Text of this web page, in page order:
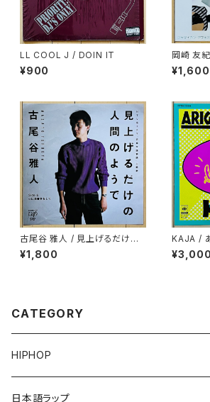
LL COOL J / DOIN IT
¥900
岡崎 友紀
バー・ミー
¥1,600
古尾谷 雅人 / 見上げるだけの
人間のようで
¥1,800
KAJA /
AYA-
¥3,000
CATEGORY
HIPHOP
12"/7"
日本語ラップ